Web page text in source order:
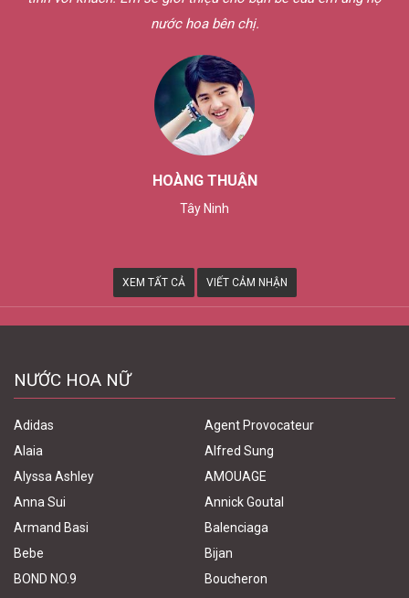
Dịch vụ bên chị tốt quá. Nếu có nhu cầu em sẽ ủng hộ bên chị
THÙY TRANG
XEM TẤT CẢ VIẾT CẢM NHẬN
NƯỚC HOA NỮ
Adidas
Agent Provocateur
Alaia
Alfred Sung
Alyssa Ashley
AMOUAGE
Anna Sui
Annick Goutal
Armand Basi
Balenciaga
Bebe
Bijan
BOND NO.9
Boucheron